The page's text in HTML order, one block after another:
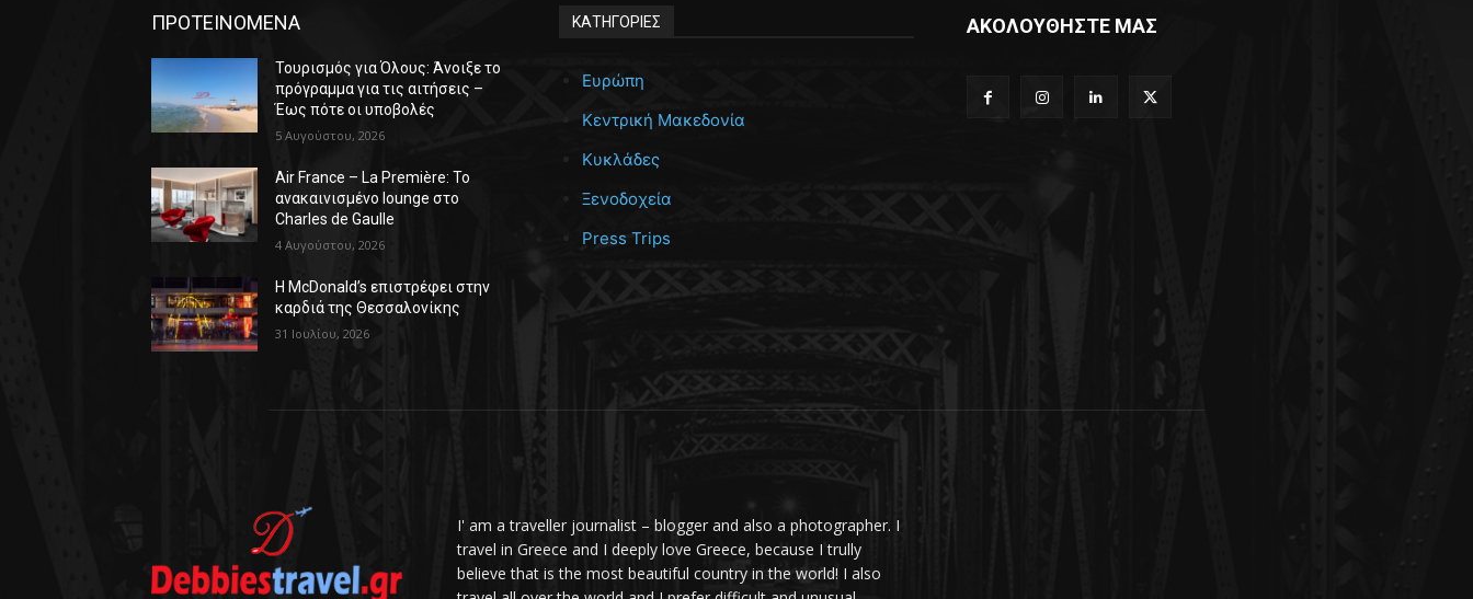
ΠΡΟΤΕΙΝΟΜΕΝΑ
Τουρισμός για Όλους: Άνοιξε το
πρόγραμμα για τις αιτήσεις –
Έως πότε οι υποβολές
5 Αυγούστου, 2026
Air France – La Première: Το
ανακαινισμένο lounge στο
Charles de Gaulle
4 Αυγούστου, 2026
Η McDonald’s επιστρέφει στην
καρδιά της Θεσσαλονίκης
31 Ιουλίου, 2026
ΚΑΤΗΓΟΡΙΕΣ
Ευρώπη
Κεντρική Μακεδονία
Κυκλάδες
Ξενοδοχεία
Press Trips
ΑΚΟΛΟΥΘΗΣΤΕ ΜΑΣ
I' am a traveller journalist – blogger and also a photographer. I
travel in Greece and I deeply love Greece, because I trully
believe that is the most beautiful country in the world! I also